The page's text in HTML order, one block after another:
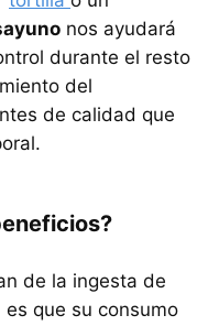
nos ayudará
durante el resto
del
de calidad que
de la ingesta de
que su consumo